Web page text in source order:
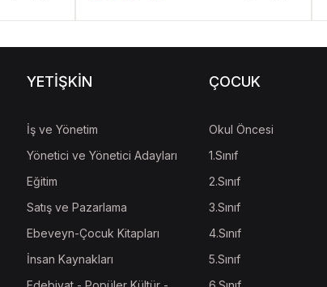
YETİŞKİN
İş ve Yönetim
Yönetici ve Yönetici Adayları
Eğitim
Satış ve Pazarlama
Ebeveyn-Çocuk Kitapları
İnsan Kaynakları
ÇOCUK
Okul Öncesi
1.Sınıf
2.Sınıf
3.Sınıf
4.Sınıf
5.Sınıf